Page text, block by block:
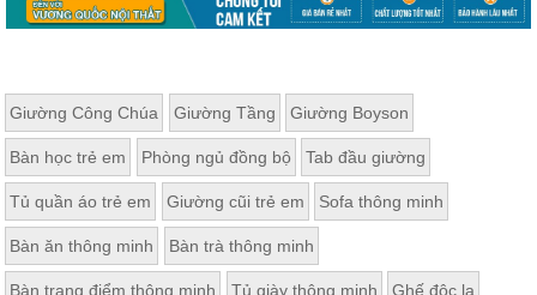
Giường Công Chúa Giường Tầng Giường Boyson
Bàn học trẻ em Phòng ngủ đồng bộ Tab đầu giường
Tủ quần áo trẻ em Giường cũi trẻ em Sofa thông minh
Bàn ăn thông minh Bàn trà thông minh
Bàn trang điểm thông minh Tủ giày thông minh Ghế độc lạ